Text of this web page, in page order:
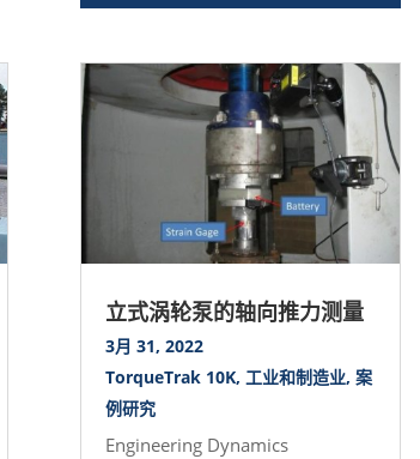
立式涡轮泵的轴向推力测量
3月 31, 2022
TorqueTrak 10K, 工业和制造业, 案
例研究
Engineering Dynamics